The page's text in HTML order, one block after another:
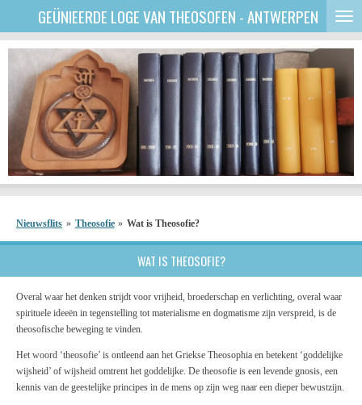
direct
naar
hoofdinhoud
GEÜNIEERDE LOGE VAN THEOSOFEN - ANTWERPEN
Nieuwsflits » Theosofie » Wat is Theosofie?
WAT IS THEOSOFIE?
Overal waar het denken strijdt voor vrijheid, broederschap en verlichting, overal waar
spirituele ideeën in tegenstelling tot materialisme en dogmatisme zijn verspreid, is de
theosofische beweging te vinden.
Het woord ‘theosofie’ is ontleend aan het Griekse Theosophia en betekent ‘goddelijke
wijsheid’ of wijsheid omtrent het goddelijke. De theosofie is een levende gnosis, een
kennis van de geestelijke principes in de mens op zijn weg naar een dieper bewustzijn.